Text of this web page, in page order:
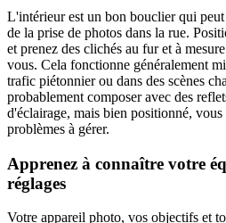
L'intérieur est un bon bouclier qui
de la prise de photos dans la rue.
et prenez des clichés au fur et à
vous. Cela fonctionne généralement
trafic piétonnier ou dans des scènes
probablement composer avec des
d'éclairage, mais bien positionné,
problèmes à gérer.
Apprenez à connaître votre
réglages
Votre appareil photo, vos objectifs et